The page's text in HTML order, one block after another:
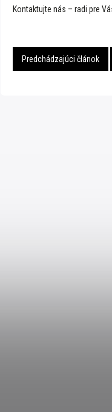
Kontaktujte nás – radi pre
Predchádzajúci článok